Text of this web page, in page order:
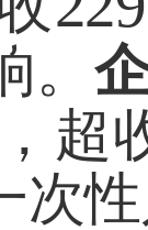
。
超
次